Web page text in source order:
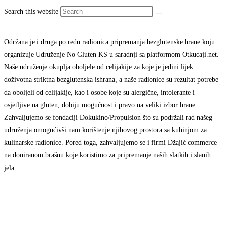
Search this website
Održana je i druga po redu radionica pripremanja bezglutenske hrane koju
organizuje Udruženje No Gluten KS u saradnji sa platformom Otkucaji.net.
Naše udruženje okuplja oboljele od celijakije za koje je jedini lijek
doživotna striktna bezglutenska ishrana, a naše radionice su rezultat potrebe
da oboljeli od celijakije, kao i osobe koje su alergične, intolerante i
osjetljive na gluten, dobiju mogućnost i pravo na veliki izbor hrane.
Zahvaljujemo se fondaciji Dokukino/Propulsion što su podržali rad našeg
udruženja omogućivši nam korištenje njihovog prostora sa kuhinjom za
kulinarske radionice. Pored toga, zahvaljujemo se i firmi Džajić commerce
na doniranom brašnu koje koristimo za pripremanje naših slatkih i slanih
jela.